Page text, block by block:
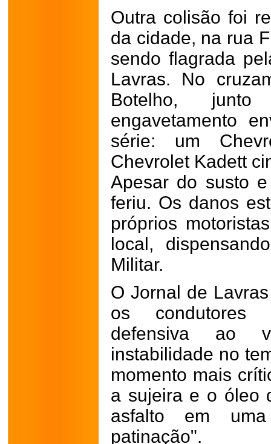
Outra colisão foi
da cidade, na rua
sendo flagrada
Lavras. No
Botelho,
engavetamento
série: um
Chevrolet Kadett
Apesar do susto
feriu. Os danos
próprios
local,
Militar.
O Jornal de
os condutores
defensiva ao
instabilidade no
momento mais
a sujeira e o óleo
asfalto em
patinação".